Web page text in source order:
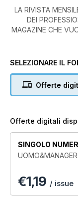
LA RIVISTA
DEI
MAGAZINE CHE
LE NUOVE
SELEZIONARE IL
Offerte
Offerte digitali
SINGOLO
€1,19 / issue